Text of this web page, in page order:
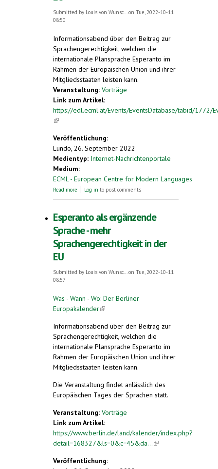
Submitted by Louis von Wunsc...
on Tue, 2022-10-11
08:50
Informationsabend über den Beitrag zur
Sprachengerechtigkeit, welchen die
internationale Plansprache Esperanto im
Rahmen der Europäischen Union und ihrer
Mitgliedsstaaten leisten kann.
Veranstaltung: Vorträge
Link zum Artikel:
https://edl.ecml.at/Events/EventsDatabase/tabid/1772/
(link is external)
Veröffentlichung:
Lundo, 26. September 2022
Medientyp: Internet-Nachrichtenportale
Medium:
ECML - European Centre for Modern Languages
Read more about Esperanto als ergänzende Sprache -
Log in to post comments
Esperanto als ergänzende
Sprache - mehr
Sprachengerechtigkeit in der
EU
Submitted by Louis von Wunsc...on Tue, 2022-10-11
08:57
Was - Wann - Wo: Der Berliner
Europakalender(link is external)
Informationsabend über den Beitrag zur
Sprachengerechtigkeit, welchen die
internationale Plansprache Esperanto im
Rahmen der Europäischen Union und ihrer
Mitgliedsstaaten leisten kann.
Die Veranstaltung findet anlässlich des
Europäischen Tages der Sprachen statt.
Veranstaltung: Vorträge
Link zum Artikel:
https://www.berlin.de/land/kalender/index.php?
detail=168327&ls=0&c=45&da...(link is
Veröffentlichung: